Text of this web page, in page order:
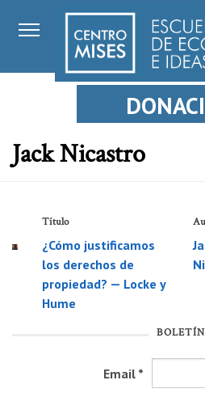
Jack Nicastro
Título
¿Cómo justificamos
los derechos de
propiedad? — Locke y
Hume
BOLETÍN
Email *